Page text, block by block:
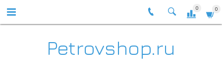
0 0
Petrovshop.ru